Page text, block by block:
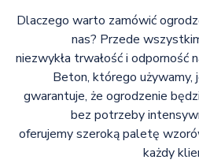
Dlaczego warto zamówić
nas? Przede
niezwykła trwałość i odporność
Beton, którego używamy,
gwarantuje, że ogrodzenie
bez potrzeby
oferujemy szeroką paletę
każdy